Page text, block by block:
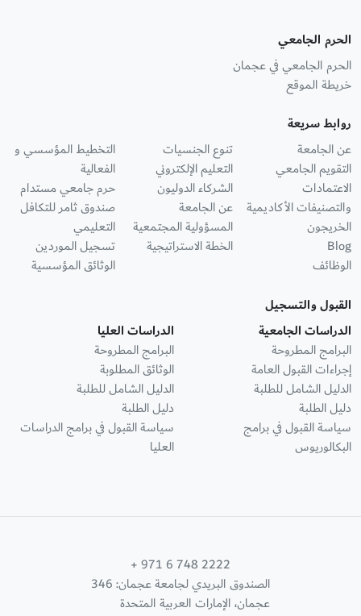
الحرم الجامعي
الحرم الجامعي في عجمان
خريطة الموقع
روابط سريعة
عن الجامعة
التقويم الجامعي
الاعتمادات
والتصنيفات الأكاديمية
الخريجون
Blog
الوظائف
تنوع الجنسيات
التعليم الإلكتروني
الشركاء الدوليون
عن الجامعة
المسؤولية المجتمعية
الخطة الاستراتيجية
التخطيط المؤسسي و
الفعالية
حرم جامعي مستدام
صندوق ثامر للتكافل
التعليمي
تسجيل الموردين
الوثائق المؤسسية
القبول والتسجيل
الدراسات الجامعية
البرامج المطروحة
إجراءات القبول العامة
الدليل الشامل للطلبة
دليل الطلبة
سياسة القبول في برامج
البكالوريوس
الدراسات العليا
البرامج المطروحة
الوثائق المطلوبة
الدليل الشامل للطلبة
دليل الطلبة
سياسة القبول في برامج الدراسات
العليا
+ 971 6 748 2222
الصندوق البريدي لجامعة عجمان: 346
عجمان، الإمارات العربية المتحدة